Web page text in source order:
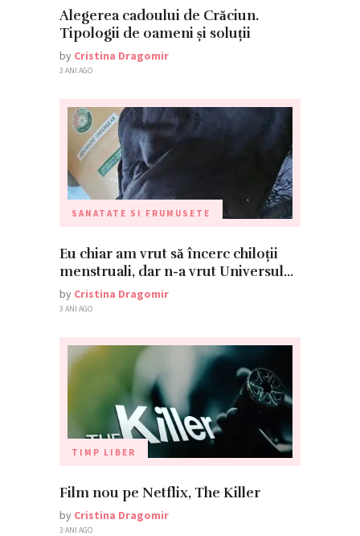
Alegerea cadoului de Crăciun.
Tipologii de oameni și soluții
by Cristina Dragomir
3 ANI AGO
SANATATE SI FRUMUSETE
Eu chiar am vrut să încerc chiloții
menstruali, dar n-a vrut Universul…
by Cristina Dragomir
3 ANI AGO
TIMP LIBER
Film nou pe Netflix, The Killer
by Cristina Dragomir
3 ANI AGO